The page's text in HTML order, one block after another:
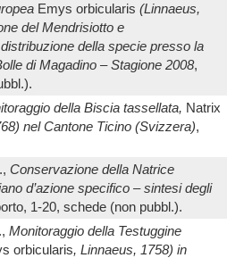
Emys orbicularis (Linnaeus,
del Mendrisiotto e
della specie presso la
di Magadino – Stagione 2008,
della Biscia tassellata, Natrix
nel Cantone Ticino (Svizzera),
Conservazione della Natrice
d’azione specifico – sintesi degli
1-20, schede (non pubbl.).
Monitoraggio della Testuggine
orbicularis, Linnaeus, 1758) in